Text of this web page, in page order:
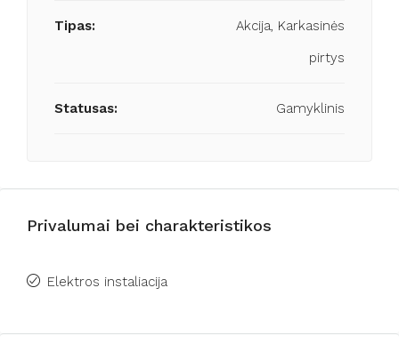
Tipas:
Akcija, Karkasinės
pirtys
Statusas: Gamyklinis
Privalumai bei charakteristikos
Elektros instaliacija